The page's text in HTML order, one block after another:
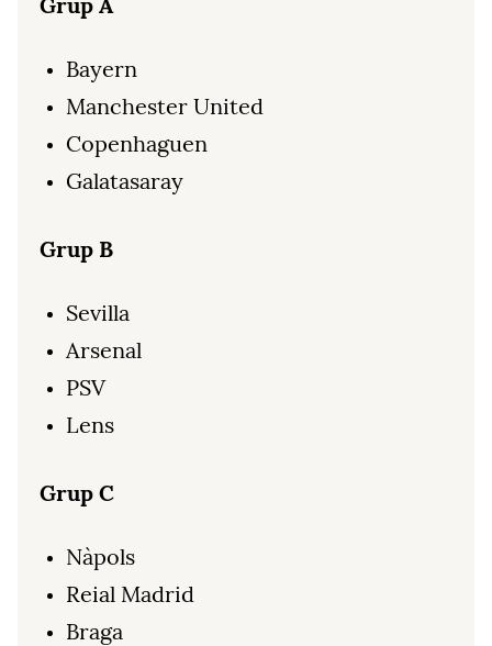
Bayern
Manchester United
Copenhaguen
Galatasaray
Grup B
Sevilla
Arsenal
PSV
Lens
Grup C
Nàpols
Reial Madrid
Braga